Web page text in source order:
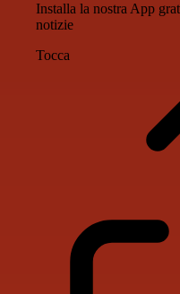
Installa la nostra App
notizie
Tocca